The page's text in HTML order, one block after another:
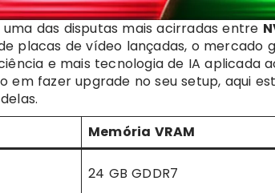
das disputas mais acirradas entre
placas de vídeo lançadas, o mercado
e mais tecnologia de IA aplicada
em fazer upgrade no seu setup, aqui
Memória VRAM
24 GB GDDR7